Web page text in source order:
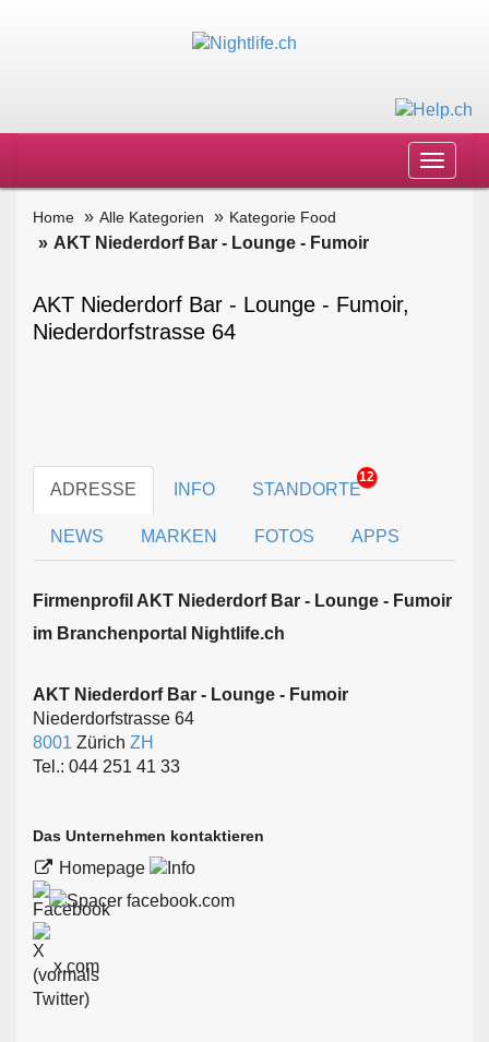
Toggle
Home Alle Kategorien Kategorie Food
AKT Niederdorf Bar - Lounge - Fumoir
AKT Niederdorf Bar - Lounge - Fumoir,
Niederdorfstrasse 64
ADRESSE INFO STANDORTE
12
NEWS MARKEN FOTOS APPS
Firmen­profil AKT Niederdorf Bar - Lounge - Fumoir
im Branchen­portal Nightlife.ch
AKT Niederdorf Bar - Lounge - Fumoir
Niederdorfstrasse 64
8001 Zürich ZH
Tel.: 044 251 41 33
Das Unternehmen kontaktieren
Homepage
facebook.com
x.com